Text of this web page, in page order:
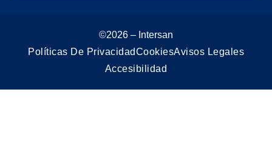
©2026 – Intersan
Políticas De PrivacidadCookiesAvisos Legales
Accesibilidad